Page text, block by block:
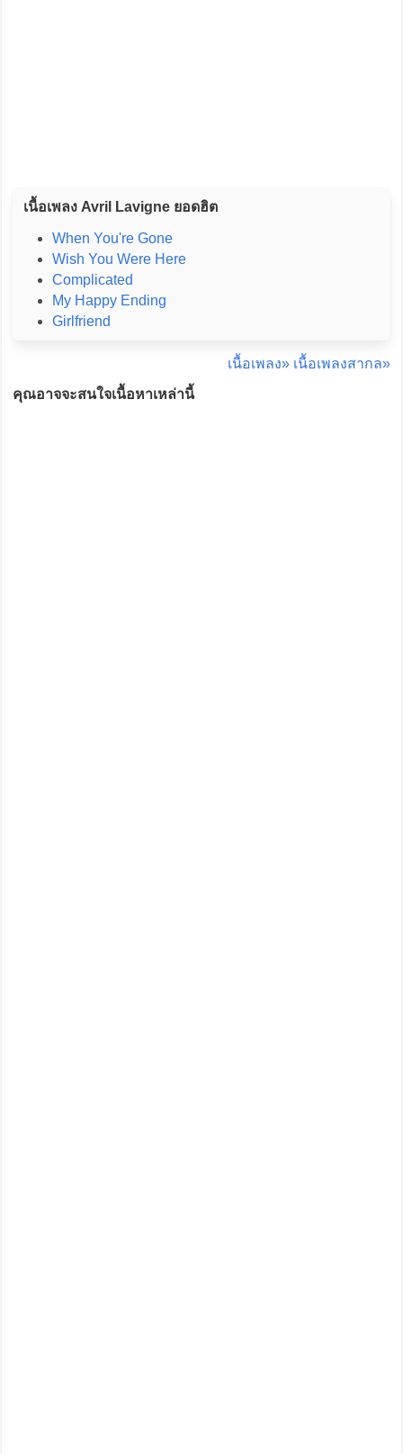
เนื้อเพลง Avril Lavigne ยอดฮิต
When You're Gone
Wish You Were Here
Complicated
My Happy Ending
Girlfriend
เนื้อเพลง» เนื้อเพลงสากล»
คุณอาจจะสนใจเนื้อหาเหล่านี้